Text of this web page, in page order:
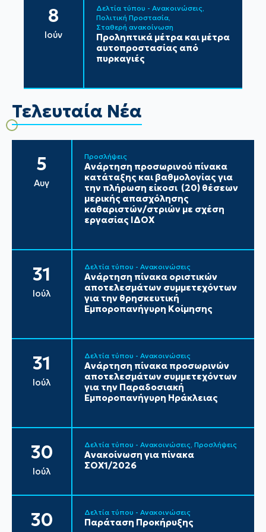
8
Ιούν
Δελτία τύπου - Ανακοινώσεις
Πολιτική Προστασία
Σταθερή ανακοίνωση
Προληπτικά μέτρα και μέτρα
αυτοπροστασίας από
πυρκαγιές
Τελευταία Νέα
5
Αυγ
Προσλήψεις
Ανάρτηση προσωρινού πίνακα
κατάταξης και βαθμολογίας για
την πλήρωση είκοσι (20) θέσεων
μερικής απασχόλησης
καθαριστών/στριών με σχέση
εργασίας ΙΔΟΧ
31
Ιούλ
Δελτία τύπου - Ανακοινώσεις
Ανάρτηση πίνακα οριστικών
αποτελεσμάτων συμμετεχόντων
για την θρησκευτική
Εμποροπανήγυρη Κοίμησης
31
Ιούλ
Δελτία τύπου - Ανακοινώσεις
Ανάρτηση πίνακα προσωρινών
αποτελεσμάτων συμμετεχόντων
για την Παραδοσιακή
Εμποροπανήγυρη Ηράκλειας
30
Ιούλ
Δελτία τύπου - Ανακοινώσεις Προσλήψεις
Ανακοίνωση για πίνακα
ΣΟΧ1/2026
30 Δελτία τύπου - Ανακοινώσεις
Παράταση Προκήρυξης